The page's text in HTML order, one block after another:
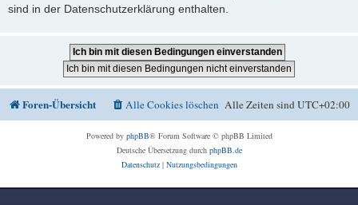
sind in der Datenschutzerklärung enthalten.
Foren-Übersicht Alle Zeiten sindUTC+02:00
Alle Cookies löschen
Powered by phpBB® Forum Software © phpBB Limited
Deutsche Übersetzung durch phpBB.de
Datenschutz| Nutzungsbedingungen